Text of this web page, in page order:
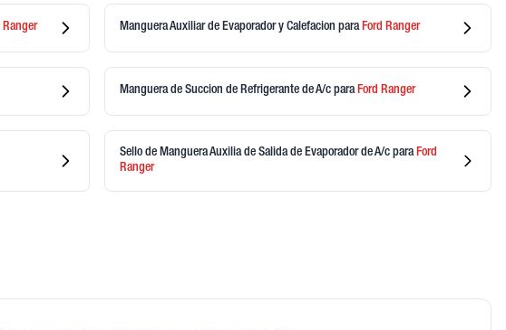
Ranger Manguera Auxiliar de Evaporador y Calefacion paraFord Ranger
Manguera de Succion de Refrigerante de A/c paraFord Ranger
Sello de Manguera Auxilia de Salida de Evaporador de A/cpara Ford
Ranger